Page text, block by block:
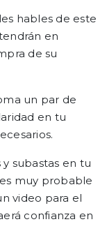
hables de este
en
de su
un par de
en tu
subastas en tu
muy probable
video para el
confianza en